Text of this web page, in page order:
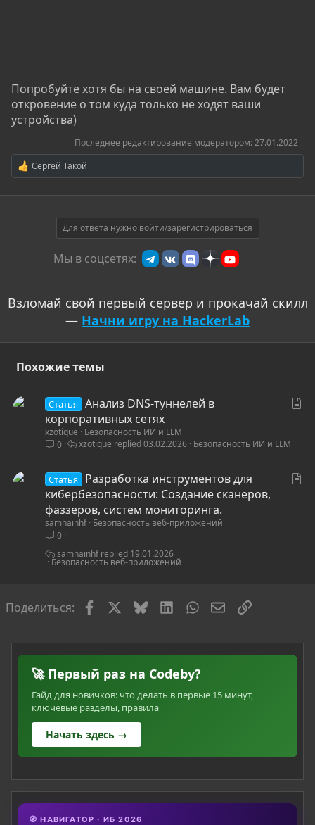
Попробуйте хотя бы на своей машине. Вам будет
откровение о том куда только не ходят ваши
устройства)
Последнее редактирование модератором: 27.01.2022
Р
е
а
Сергей Такой
Для ответа нужно войти/зарегистрироваться
Мы в соцсетях:
Взломай свой первый сервер и прокачай скилл
— Начни игру на HackerLab
Похожие темы
ь
Статья
Анализ DNS-туннелей в
корпоративных сетях
xzotique
Безопасность ИИ и LLM
0
Безопасность ИИ и LLM
03.02.2026
xzotique
Статья
Разработка инструментов для
кибербезопасности: Создание сканеров,
фаззеров, систем мониторинга.
samhainhf Безопасность веб-приложений
0
Безопасность веб-приложений
19.01.2026
samhainhf
Поделиться: FacebookBlueskyLinkedInWhatsAppЭлектронная
Ссылка
🚀 Первый раз на Codeby?
Гайд для новичков: что делать в первые 15 минут,
ключевые разделы, правила
Начать здесь →
🧭 НАВИГАТОР · ИБ 2026